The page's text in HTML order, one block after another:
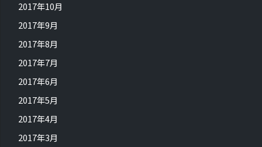
2017年10月
2017年9月
2017年8月
2017年7月
2017年6月
2017年5月
2017年4月
2017年3月